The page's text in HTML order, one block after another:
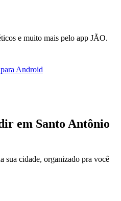
e muito mais pelo app JÃO.
Android
em Santo Antônio
sua cidade, organizado pra você